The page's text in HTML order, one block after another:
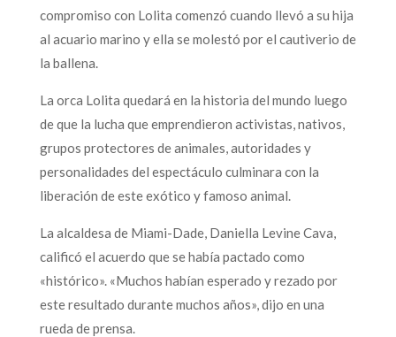
compromiso con Lolita comenzó cuando llevó a su hija
al acuario marino y ella se molestó por el cautiverio de
la ballena.
La orca Lolita quedará en la historia del mundo luego
de que la lucha que emprendieron activistas, nativos,
grupos protectores de animales, autoridades y
personalidades del espectáculo culminara con la
liberación de este exótico y famoso animal.
La alcaldesa de Miami-Dade, Daniella Levine Cava,
calificó el acuerdo que se había pactado como
«histórico». «Muchos habían esperado y rezado por
este resultado durante muchos años», dijo en una
rueda de prensa.